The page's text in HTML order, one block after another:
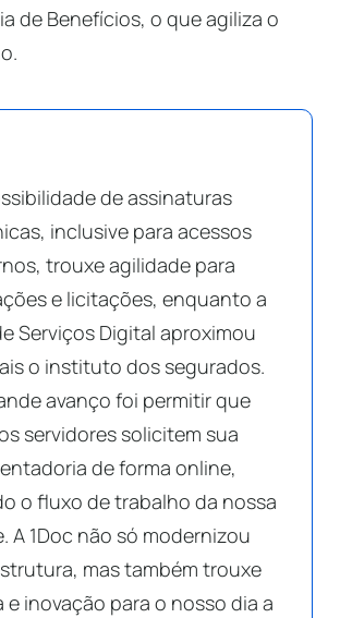
de Benefícios, o que agiliza o
de assinaturas
inclusive para acessos
trouxe agilidade para
e licitações, enquanto a
Serviços Digital aproximou
o instituto dos segurados.
avanço foi permitir que
servidores solicitem sua
de forma online,
o fluxo de trabalho da nossa
A 1Doc não só modernizou
mas também trouxe
e inovação para o nosso dia a